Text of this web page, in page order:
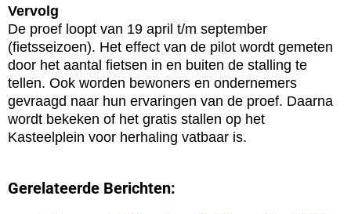
Vervolg
De proef loopt van 19 april t/m september
(fietsseizoen). Het effect van de pilot wordt gemeten
door het aantal fietsen in en buiten de stalling te
tellen. Ook worden bewoners en ondernemers
gevraagd naar hun ervaringen van de proef. Daarna
wordt bekeken of het gratis stallen op het
Kasteelplein voor herhaling vatbaar is.
Gerelateerde Berichten: